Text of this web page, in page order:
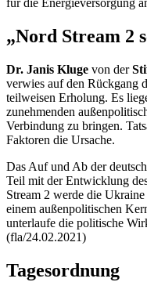
für die Energieversorgung
„Nord Stream 2
Dr. Janis Kluge von der
verwies auf den Rückgang
teilweisen Erholung. Es
zunehmenden
Verbindung zu bringen.
Faktoren die Ursache.
Das Auf und Ab der
Teil mit der Entwicklung
Stream 2 werde die
einem außenpolitischen
unterlaufe die politische
(fla/24.02.2021)
Tagesordnung